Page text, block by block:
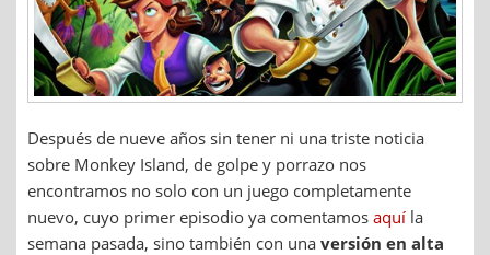
Después de nueve años sin tener ni una triste noticia
sobre Monkey Island, de golpe y porrazo nos
encontramos no solo con un juego completamente
nuevo, cuyo primer episodio ya comentamos aquí la
semana pasada, sino también con una versión en alta